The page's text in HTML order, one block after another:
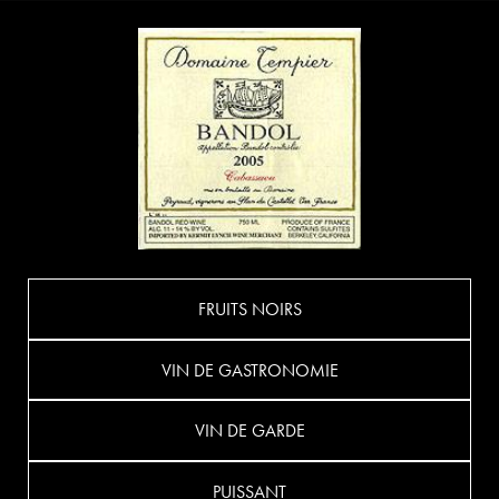
FRUITS NOIRS
VIN DE GASTRONOMIE
VIN DE GARDE
PUISSANT